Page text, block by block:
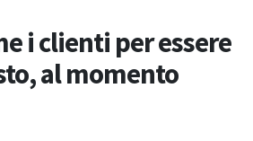
i clienti per essere
al momento